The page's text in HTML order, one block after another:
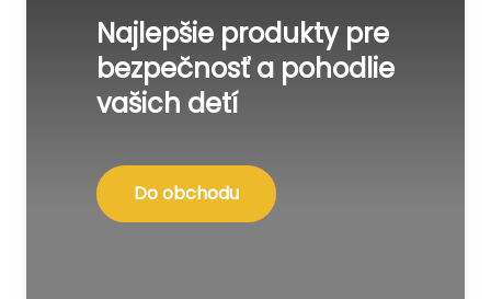
Najlepšie produkty pre
bezpečnosť a pohodlie
vašich detí
Do obchodu